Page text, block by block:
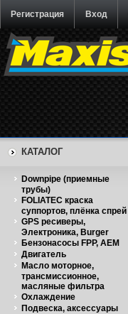
Регистрация Вход
КАТАЛОГ
Downpipe (приемные
трубы)
FOLIATEC краска
суппортов, плёнка спрей
GPS ресиверы,
Электроника, Burger
Бензонасосы FPP, AEM
Двигатель
Масло моторное,
трансмиссионное,
масляные фильтра
Охлаждение
Подвеска, аксессуары